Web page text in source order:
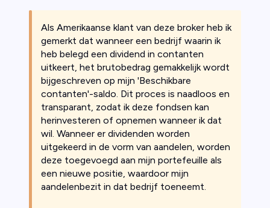
Als Amerikaanse klant van deze broker heb ik
gemerkt dat wanneer een bedrijf waarin ik
heb belegd een dividend in contanten
uitkeert, het brutobedrag gemakkelijk wordt
bijgeschreven op mijn 'Beschikbare
contanten'-saldo. Dit proces is naadloos en
transparant, zodat ik deze fondsen kan
herinvesteren of opnemen wanneer ik dat
wil. Wanneer er dividenden worden
uitgekeerd in de vorm van aandelen, worden
deze toegevoegd aan mijn portefeuille als
een nieuwe positie, waardoor mijn
aandelenbezit in dat bedrijf toeneemt.